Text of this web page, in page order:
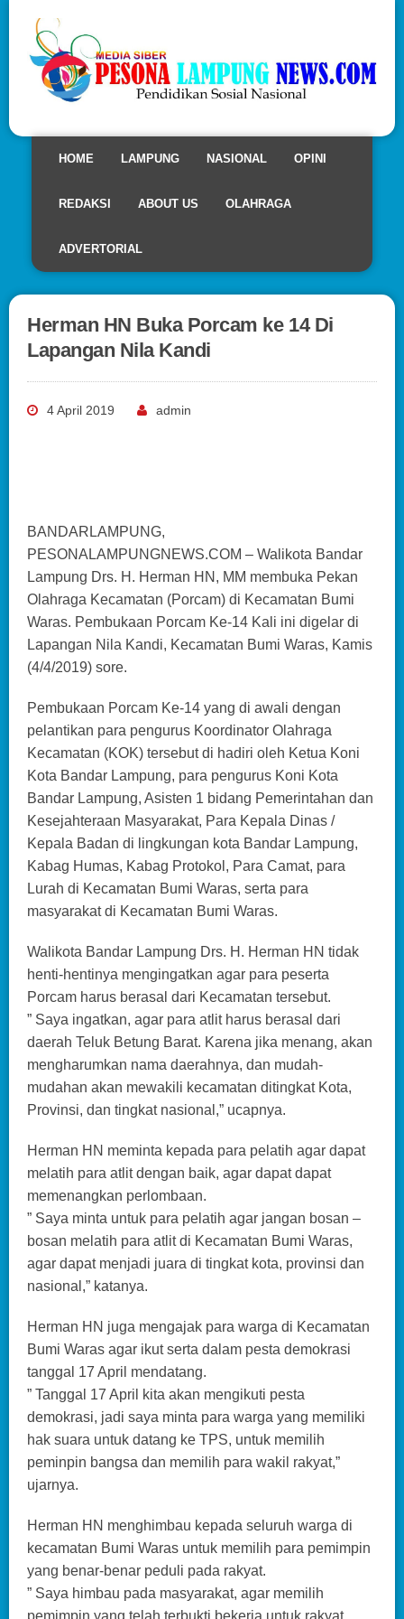
HOME LAMPUNG NASIONAL OPINI
REDAKSI ABOUT US OLAHRAGA
ADVERTORIAL
Herman HN Buka Porcam ke 14 Di
Lapangan Nila Kandi
4 April 2019 admin
BANDARLAMPUNG,
PESONALAMPUNGNEWS.COM – Walikota Bandar
Lampung Drs. H. Herman HN, MM membuka Pekan
Olahraga Kecamatan (Porcam) di Kecamatan Bumi
Waras. Pembukaan Porcam Ke-14 Kali ini digelar di
Lapangan Nila Kandi, Kecamatan Bumi Waras, Kamis
(4/4/2019) sore.
Pembukaan Porcam Ke-14 yang di awali dengan
pelantikan para pengurus Koordinator Olahraga
Kecamatan (KOK) tersebut di hadiri oleh Ketua Koni
Kota Bandar Lampung, para pengurus Koni Kota
Bandar Lampung, Asisten 1 bidang Pemerintahan dan
Kesejahteraan Masyarakat, Para Kepala Dinas /
Kepala Badan di lingkungan kota Bandar Lampung,
Kabag Humas, Kabag Protokol, Para Camat, para
Lurah di Kecamatan Bumi Waras, serta para
masyarakat di Kecamatan Bumi Waras.
Walikota Bandar Lampung Drs. H. Herman HN tidak
henti-hentinya mengingatkan agar para peserta
Porcam harus berasal dari Kecamatan tersebut.
” Saya ingatkan, agar para atlit harus berasal dari
daerah Teluk Betung Barat. Karena jika menang, akan
mengharumkan nama daerahnya, dan mudah-
mudahan akan mewakili kecamatan ditingkat Kota,
Provinsi, dan tingkat nasional,” ucapnya.
Herman HN meminta kepada para pelatih agar dapat
melatih para atlit dengan baik, agar dapat dapat
memenangkan perlombaan.
” Saya minta untuk para pelatih agar jangan bosan –
bosan melatih para atlit di Kecamatan Bumi Waras,
agar dapat menjadi juara di tingkat kota, provinsi dan
nasional,” katanya.
Herman HN juga mengajak para warga di Kecamatan
Bumi Waras agar ikut serta dalam pesta demokrasi
tanggal 17 April mendatang.
” Tanggal 17 April kita akan mengikuti pesta
demokrasi, jadi saya minta para warga yang memiliki
hak suara untuk datang ke TPS, untuk memilih
peminpin bangsa dan memilih para wakil rakyat,”
ujarnya.
Herman HN menghimbau kepada seluruh warga di
kecamatan Bumi Waras untuk memilih para pemimpin
yang benar-benar peduli pada rakyat.
” Saya himbau pada masyarakat, agar memilih
pemimpin yang telah terbukti bekerja untuk rakyat,